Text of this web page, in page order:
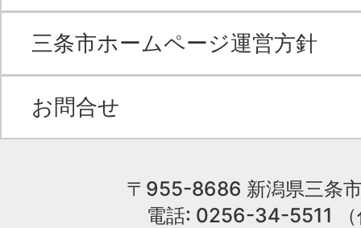
三条市ホームページ運営方針
お問合せ
〒955-8686 新潟県三条
電話: 0256-34-5511